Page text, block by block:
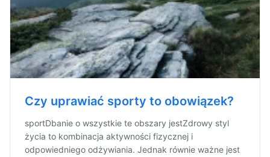
Czy uprawiać sporty to obowiązek?
sportDbanie o wszystkie te obszary jestZdrowy styl
życia to kombinacja aktywności fizycznej i
odpowiedniego odżywiania. Jednak równie ważne jest